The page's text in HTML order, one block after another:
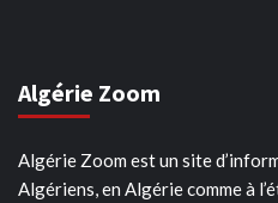
Algérie Zoom
Algérie Zoom est un site
Algériens, en Algérie comme à